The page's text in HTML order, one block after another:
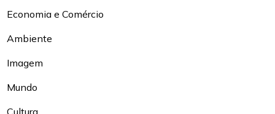
Economia e Comércio
Ambiente
Imagem
Mundo